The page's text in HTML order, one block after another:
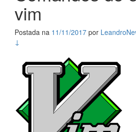
vim
Postada na 11/11/2017 por
↓